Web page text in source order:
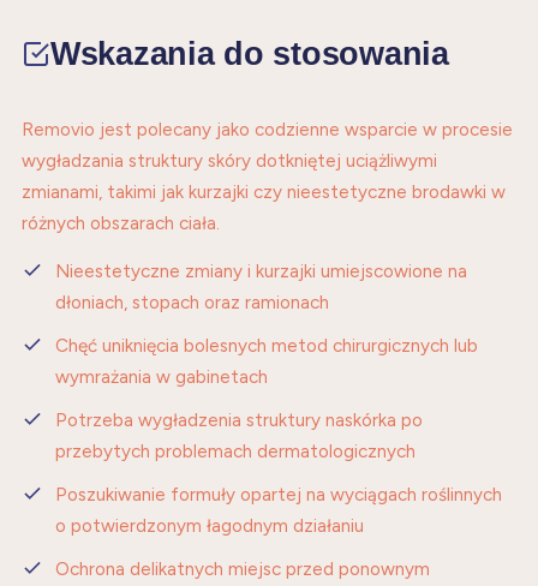
Wskazania do stosowania
Removio jest polecany jako codzienne wsparcie w procesie
wygładzania struktury skóry dotkniętej uciążliwymi
zmianami, takimi jak kurzajki czy nieestetyczne brodawki w
różnych obszarach ciała.
Nieestetyczne zmiany i kurzajki umiejscowione na
dłoniach, stopach oraz ramionach
Chęć uniknięcia bolesnych metod chirurgicznych lub
wymrażania w gabinetach
Potrzeba wygładzenia struktury naskórka po
przebytych problemach dermatologicznych
Poszukiwanie formuły opartej na wyciągach roślinnych
o potwierdzonym łagodnym działaniu
Ochrona delikatnych miejsc przed ponownym